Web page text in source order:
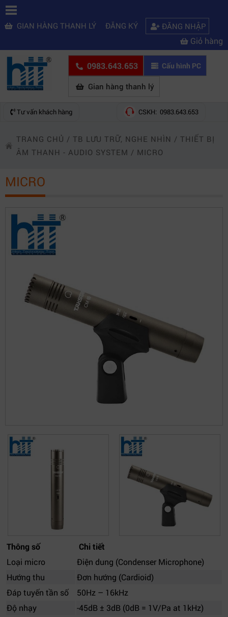
GIAN HÀNG THANH LÝ ĐĂNG KÝ ĐĂNG NHẬP
Giỏ hàng
0983.643.653 Cấu hình PC
Gian hàng thanh lý
Tư vấn khách hàng CSKH: 0983.643.653
TRANG CHỦ / TB LƯU TRỮ, NGHE NHÌN / THIẾT BỊ
ÂM THANH - AUDIO SYSTEM / MICRO
MICRO
Thông số
Chi tiết
Loại micro
Điện dung (Condenser Microphone)
Hướng thu
Đơn hướng (Cardioid)
Đáp tuyến tần số
50Hz – 16kHz
Độ nhạy
-45dB ± 3dB (0dB = 1V/Pa at 1kHz)